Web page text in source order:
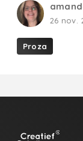
26 nov.
Proza